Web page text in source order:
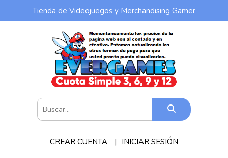
Tienda de Videojuegos y Merchandising Gamer
CREAR CUENTA INICIAR SESIÓN